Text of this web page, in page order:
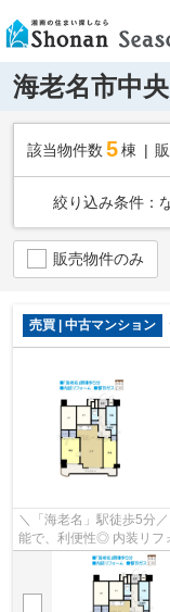
海老名市中
該当物件数 5棟
絞り込み条件：
販売物件のみ
売買 | 中古マンション
＼「海老名」駅徒歩5分
能で、利便性◎ 内装リフ
♪（2026.6月完工） 食洗